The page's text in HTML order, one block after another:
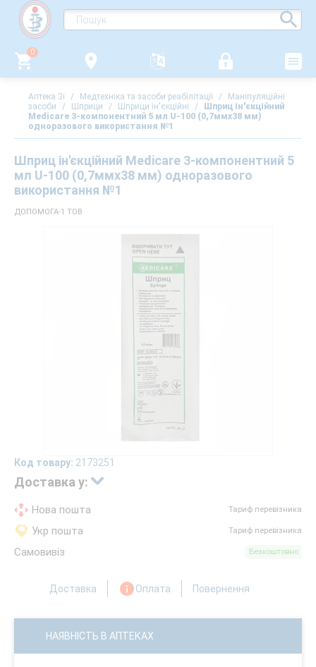
0
Аптека 3i / Медтехніка та засоби реабілітації /
Маніпуляційні
засоби
/ Шприци / Шприци ін'єкційні /
Шприц ін'єкційний
Medicare 3-компонентний 5 мл U-100 (0,7ммх38 мм)
одноразового використання №1
Шприц ін'єкційний Medicare 3-компонентний 5
мл U-100 (0,7ммх38 мм) одноразового
використання №1
ДОПОМОГА-1 ТОВ
Код товару: 2173251
Доставка у:
Нова пошта Тариф перевізника
Укр пошта Тариф перевізника
Самовивіз Безкоштовно
Доставка Оплата Повернення
НАЯВНІСТЬ В АПТЕКАХ